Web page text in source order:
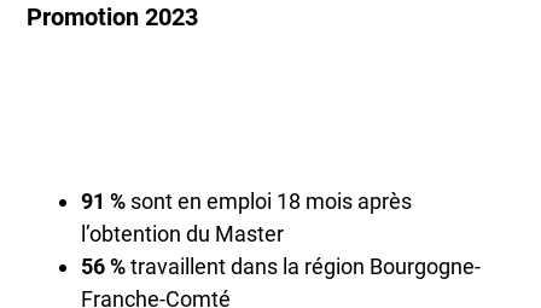
Promotion 2023
91 % sont en emploi 18 mois après
l’obtention du Master
56 %travaillent dans la région Bourgogne-
Franche-Comté